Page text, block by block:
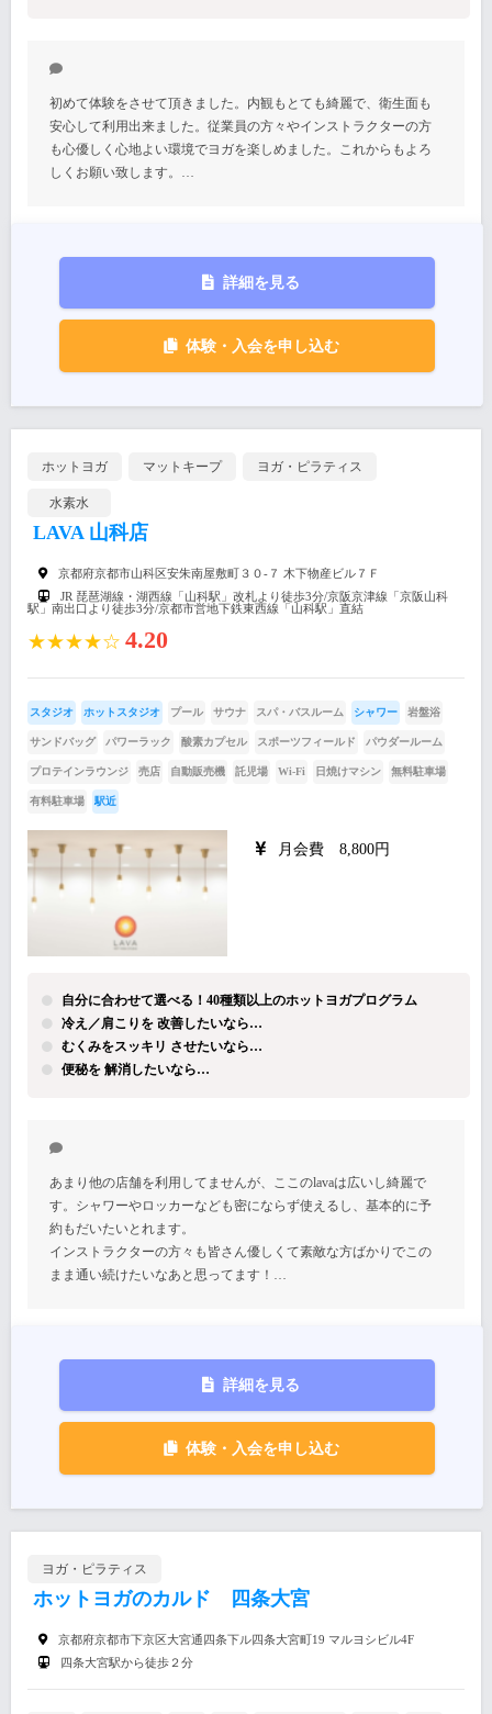
初めて体験をさせて頂きました。内観もとても綺麗で、衛生面も
安心して利用出来ました。従業員の方々やインストラクターの方
も心優しく心地よい環境でヨガを楽しめました。これからもよろ
しくお願い致します。…
詳細を見る
体験・入会を申し込む
ホットヨガ マットキープ ヨガ・ピラティス
水素水
LAVA 山科店
京都府京都市山科区安朱南屋敷町３０-７ 木下物産ビル７Ｆ
JR 琵琶湖線・湖西線「山科駅」改札より徒歩3分/京阪京津線「京阪山科
駅」南出口より徒歩3分/京都市営地下鉄東西線「山科駅」直結
★★★★☆ 4.20
スタジオ ホットスタジオ プール サウナ スパ・バスルーム シャワー 岩盤浴
サンドバッグ パワーラック 酸素カプセル スポーツフィールド パウダールーム
プロテインラウンジ 売店 自動販売機 託児場 Wi-Fi 日焼けマシン 無料駐車場
有料駐車場 駅近
月会費 8,800円
自分に合わせて選べる！40種類以上のホットヨガプログラム
冷え／肩こりを 改善したいなら…
むくみをスッキリ させたいなら…
便秘を 解消したいなら…
あまり他の店舗を利用してませんが、ここのlavaは広いし綺麗で
す。シャワーやロッカーなども密にならず使えるし、基本的に予
約もだいたいとれます。
インストラクターの方々も皆さん優しくて素敵な方ばかりでこの
まま通い続けたいなあと思ってます！…
詳細を見る
体験・入会を申し込む
ヨガ・ピラティス
ホットヨガのカルド 四条大宮
京都府京都市下京区大宮通四条下ル四条大宮町19 マルヨシビル4F
四条大宮駅から徒歩２分